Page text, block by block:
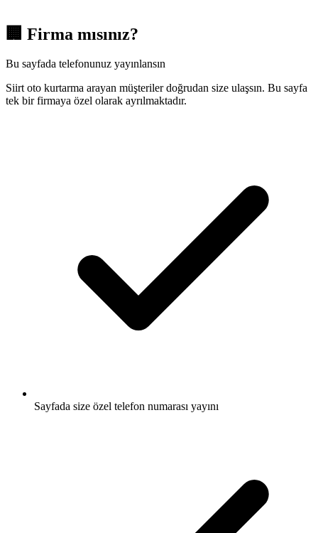
🏢 Firma mısınız?
Bu sayfada telefonunuz yayınlansın
Siirt oto kurtarma arayan müşteriler doğrudan size ulaşsın. Bu sayfa
tek bir firmaya özel olarak ayrılmaktadır.
Sayfada size özel telefon numarası yayını